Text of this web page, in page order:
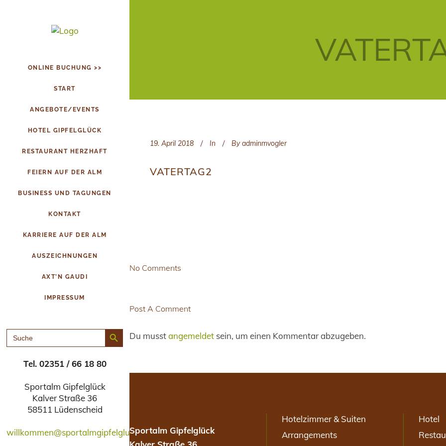
ONLINE BUCHUNG >>
START
ANGEBOTE/EVENTS
HOTEL GIPFELGLÜCK
RESTAURANT HERZHAFT
FEIERN AUF DER ALM
BUSINESS UND TAGUNGEN
KONTAKT
KARRIERE AUF DER ALM
AUSZEICHNUNGEN
AXT’N GAUDI
IMPRESSUM
SEARCH
FOR:
Search Button
Tel. 02351 / 66 18 80
Sportalm Gipfelglück
Kalver Straße 36
58511 Lüdenscheid
willkommen@sportalmgipfelglueck.de
19. April 2018 In By adminmvogler
VATERTAG2
No Comments
Post A Comment
Du musstangemeldet sein, um einen Kommentar abzugeben.
Sportalm Gipfelglück
Hotelzimmer & Suiten
Arrangements
Hotel